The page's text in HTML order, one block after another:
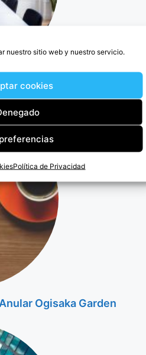
nuestro sitio web y nuestro servicio.
cookies
Política de Privacidad
Anular Ogisaka Garden
Ogisaka Garden